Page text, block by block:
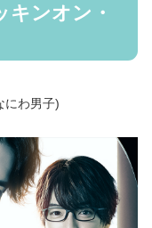
ンオン・
にわ男子)